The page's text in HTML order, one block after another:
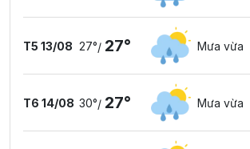
T5 13/08 27°/ 27° Mưa vừa
T6 14/08 30°/ 27° Mưa vừa